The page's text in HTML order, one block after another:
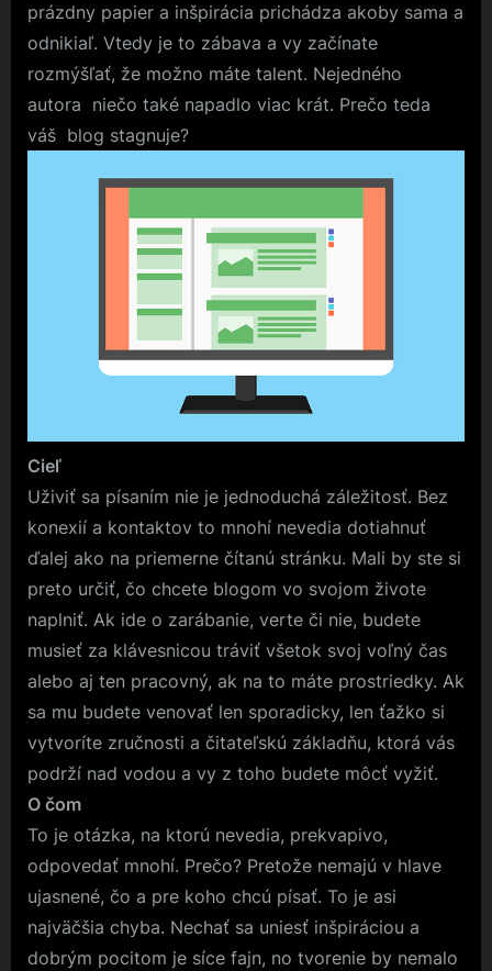
prázdny papier a inšpirácia prichádza akoby sama a
odnikiaľ. Vtedy je to zábava a vy začínate
rozmýšľať, že možno máte talent. Nejedného
autora niečo také napadlo viac krát. Prečo teda
váš blog stagnuje?
Cieľ
Uživiť sa písaním nie je jednoduchá záležitosť. Bez
konexií a kontaktov to mnohí nevedia dotiahnuť
ďalej ako na priemerne čítanú stránku. Mali by ste si
preto určiť, čo chcete blogom vo svojom živote
naplniť. Ak ide o zarábanie, verte či nie, budete
musieť za klávesnicou tráviť všetok svoj voľný čas
alebo aj ten pracovný, ak na to máte prostriedky. Ak
sa mu budete venovať len sporadicky, len ťažko si
vytvoríte zručnosti a čitateľskú základňu, ktorá vás
podrží nad vodou a vy z toho budete môcť vyžiť.
O čom
To je otázka, na ktorú nevedia, prekvapivo,
odpovedať mnohí. Prečo? Pretože nemajú v hlave
ujasnené, čo a pre koho chcú písať. To je asi
najväčšia chyba. Nechať sa uniesť inšpiráciou a
dobrým pocitom je síce fajn, no tvorenie by nemalo